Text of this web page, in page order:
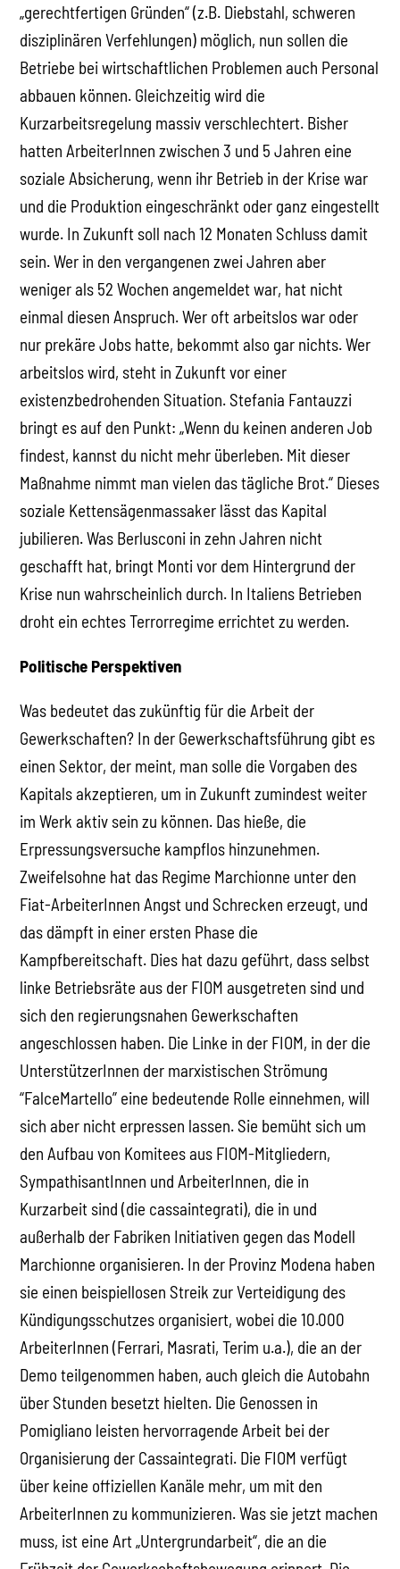
„gerechtfertigen Gründen“ (z.B. Diebstahl, schweren
disziplinären Verfehlungen) möglich, nun sollen die
Betriebe bei wirtschaftlichen Problemen auch Personal
abbauen können. Gleichzeitig wird die
Kurzarbeitsregelung massiv verschlechtert. Bisher
hatten ArbeiterInnen zwischen 3 und 5 Jahren eine
soziale Absicherung, wenn ihr Betrieb in der Krise war
und die Produktion eingeschränkt oder ganz eingestellt
wurde. In Zukunft soll nach 12 Monaten Schluss damit
sein. Wer in den vergangenen zwei Jahren aber
weniger als 52 Wochen angemeldet war, hat nicht
einmal diesen Anspruch. Wer oft arbeitslos war oder
nur prekäre Jobs hatte, bekommt also gar nichts. Wer
arbeitslos wird, steht in Zukunft vor einer
existenzbedrohenden Situation. Stefania Fantauzzi
bringt es auf den Punkt: „Wenn du keinen anderen Job
findest, kannst du nicht mehr überleben. Mit dieser
Maßnahme nimmt man vielen das tägliche Brot.“ Dieses
soziale Kettensägenmassaker lässt das Kapital
jubilieren. Was Berlusconi in zehn Jahren nicht
geschafft hat, bringt Monti vor dem Hintergrund der
Krise nun wahrscheinlich durch. In Italiens Betrieben
droht ein echtes Terrorregime errichtet zu werden.
Politische Perspektiven
Was bedeutet das zukünftig für die Arbeit der
Gewerkschaften? In der Gewerkschaftsführung gibt es
einen Sektor, der meint, man solle die Vorgaben des
Kapitals akzeptieren, um in Zukunft zumindest weiter
im Werk aktiv sein zu können. Das hieße, die
Erpressungsversuche kampflos hinzunehmen.
Zweifelsohne hat das Regime Marchionne unter den
Fiat-ArbeiterInnen Angst und Schrecken erzeugt, und
das dämpft in einer ersten Phase die
Kampfbereitschaft. Dies hat dazu geführt, dass selbst
linke Betriebsräte aus der FIOM ausgetreten sind und
sich den regierungsnahen Gewerkschaften
angeschlossen haben. Die Linke in der FIOM, in der die
UnterstützerInnen der marxistischen Strömung
“FalceMartello” eine bedeutende Rolle einnehmen, will
sich aber nicht erpressen lassen. Sie bemüht sich um
den Aufbau von Komitees aus FIOM-Mitgliedern,
SympathisantInnen und ArbeiterInnen, die in
Kurzarbeit sind (die cassaintegrati), die in und
außerhalb der Fabriken Initiativen gegen das Modell
Marchionne organisieren. In der Provinz Modena haben
sie einen beispiellosen Streik zur Verteidigung des
Kündigungsschutzes organisiert, wobei die 10.000
ArbeiterInnen (Ferrari, Masrati, Terim u.a.), die an der
Demo teilgenommen haben, auch gleich die Autobahn
über Stunden besetzt hielten. Die Genossen in
Pomigliano leisten hervorragende Arbeit bei der
Organisierung der Cassaintegrati. Die FIOM verfügt
über keine offiziellen Kanäle mehr, um mit den
ArbeiterInnen zu kommunizieren. Was sie jetzt machen
muss, ist eine Art „Untergrundarbeit“, die an die